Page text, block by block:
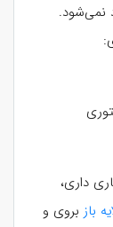
نمی‌شود.
داری،
باز بروی و